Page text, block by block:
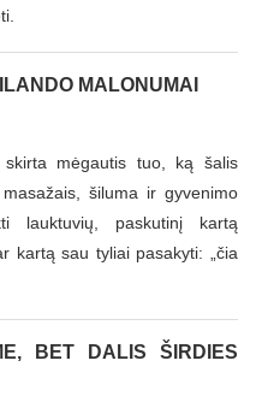
MALONUMAI
skirta mėgautis tuo, ką šalis
šiluma ir gyvenimo
lauktuvių, paskutinį kartą
kartą sau tyliai pasakyti: „čia
BET DALIS ŠIRDIES